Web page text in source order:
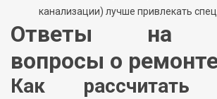
канализации) лучше привлекать
Ответы на
вопросы о
Как рассчитать